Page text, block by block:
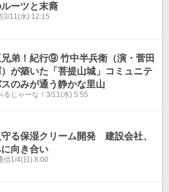
ーツと末裔
3/11(水) 12:15
兄弟！紀行⑨ 竹中半兵衛（演・菅田
が築いた「菩提山城」コミュニテ
スのみが通う静かな里山
るじゃーな！ 3/11(水) 5:55
る保湿クリーム開発 建設会社、
向き合い
信1/4(日) 8:00